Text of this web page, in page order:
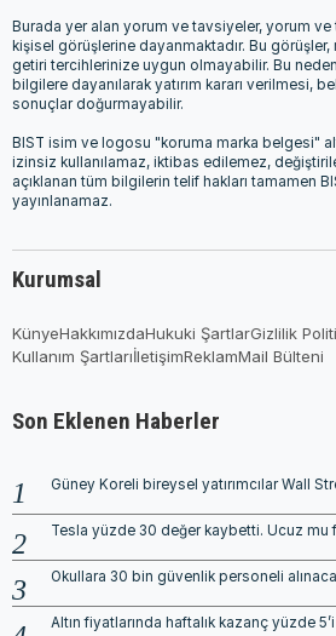
Burada yer alan yorum ve tavsiyeler, yorum ve
kişisel görüşlerine dayanmaktadır. Bu
getiri tercihlerinize uygun olmayabilir. Bu
bilgilere dayanılarak yatırım kararı verilmesi,
sonuçlar doğurmayabilir.
BIST isim ve logosu "koruma marka belgesi"
izinsiz kullanılamaz, iktibas edilemez,
açıklanan tüm bilgilerin telif hakları tamamen
yayınlanamaz.
Kurumsal
KünyeHakkımızdaHukuki ŞartlarGizlilik
Kullanım ŞartlarıİletişimReklamMail Bülteni
Son Eklenen Haberler
Güney Koreli bireysel yatırımcılar Wall
Tesla yüzde 30 değer kaybetti. Ucuz mu
Okullara 30 bin güvenlik personeli
Altın fiyatlarında haftalık kazanç yüzde 5’i